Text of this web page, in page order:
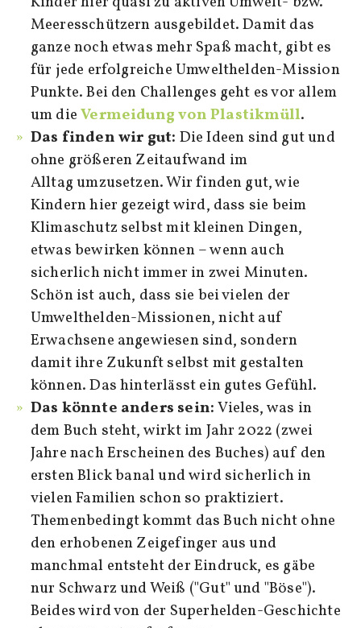
Meeresschützern ausgebildet. Damit das
ganze noch etwas mehr Spaß macht, gibt es
für jede erfolgreiche Umwelthelden-Mission
Punkte. Bei den Challenges geht es vor allem
um dieVermeidung von Plastikmüll.
Das finden wir gut: Die Ideen sind gut und
ohne größeren Zeitaufwand im
Alltag umzusetzen. Wir finden gut, wie
Kindern hier gezeigt wird, dass sie beim
Klimaschutz selbst mit kleinen Dingen,
etwas bewirken können – wenn auch
sicherlich nicht immer in zwei Minuten.
Schön ist auch, dass sie bei vielen der
Umwelthelden-Missionen, nicht auf
Erwachsene angewiesen sind, sondern
damit ihre Zukunft selbst mit gestalten
können. Das hinterlässt ein gutes Gefühl.
Das könnte anders sein:Vieles, was in
dem Buch steht, wirkt im Jahr 2022 (zwei
Jahre nach Erscheinen des Buches) auf den
ersten Blick banal und wird sicherlich in
vielen Familien schon so praktiziert.
Themenbedingt kommt das Buch nicht ohne
den erhobenen Zeigefinger aus und
manchmal entsteht der Eindruck, es gäbe
nur Schwarz und Weiß ("Gut" und "Böse").
Beides wird von der Superhelden-Geschichte